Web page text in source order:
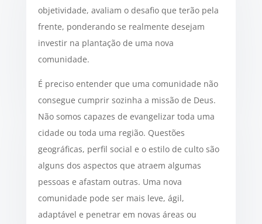
objetividade, avaliam o desafio que terão pela
frente, ponderando se realmente desejam
investir na plantação de uma nova
comunidade.
É preciso entender que uma comunidade não
consegue cumprir sozinha a missão de Deus.
Não somos capazes de evangelizar toda uma
cidade ou toda uma região. Questões
geográficas, perfil social e o estilo de culto são
alguns dos aspectos que atraem algumas
pessoas e afastam outras. Uma nova
comunidade pode ser mais leve, ágil,
adaptável e penetrar em novas áreas ou